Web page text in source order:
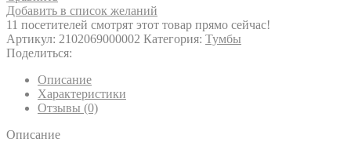
Добавить в список желаний
11 посетителей смотрят этот товар прямо сейчас!
Артикул: 2102069000002 Категория: Тумбы
Поделиться:
Описание
Характеристики
Отзывы (0)
Описание